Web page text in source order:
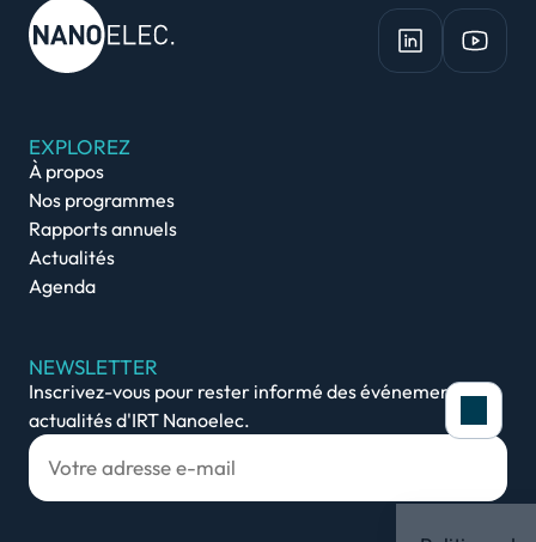
EXPLOREZ
À propos
Nos programmes
Rapports annuels
Actualités
Agenda
NEWSLETTER
Inscrivez-vous pour rester informé des événements et
actualités d'IRT Nanoelec.